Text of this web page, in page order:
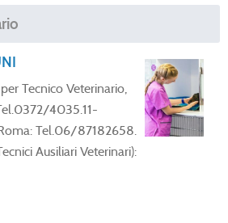
Tecnico Veterinario,
4035.11-
Tel.06/87182658.
Ausiliari Veterinari):